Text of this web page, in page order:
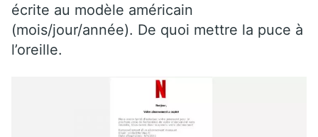
écrite au modèle américain
(mois/jour/année). De quoi mettre la puce à
l’oreille.